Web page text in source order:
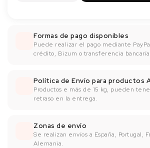
Formas de pago disponibles
Puede realizar el pago mediante
crédito, Bizum o transferencia
Política de Envío para productos
Productos e más de 15 kg, pueden
retraso en la entrega.
Zonas de envío
Se realizan envíos a España, Portugal,
Alemania.